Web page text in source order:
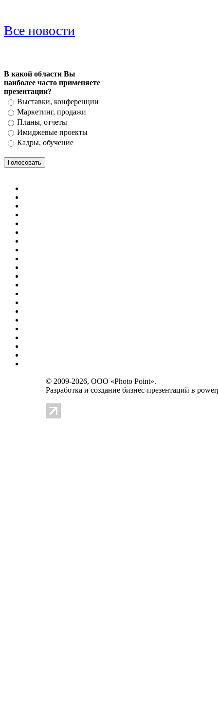
Все новости
В какой области Вы
наиболее часто применяете
презентации?
Выставки, конференции
Маркетинг, продажи
Планы, отчеты
Имиджевые проекты
Кадры, обучение
© 2009-2026, OOO «Photo Point».
Разработка и создание бизнес-презентаций в